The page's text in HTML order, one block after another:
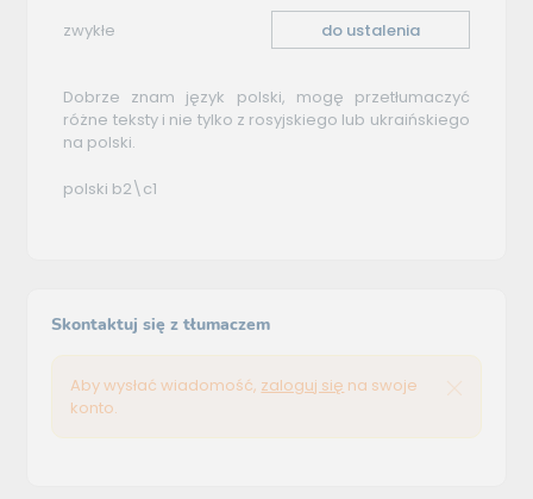
zwykłe
do ustalenia
Dobrze znam język polski, mogę przetłumaczyć
różne teksty i nie tylko z rosyjskiego lub ukraińskiego
na polski.
polski b2\c1
Skontaktuj się z tłumaczem
Aby wysłać wiadomość, zaloguj się na swoje
konto.